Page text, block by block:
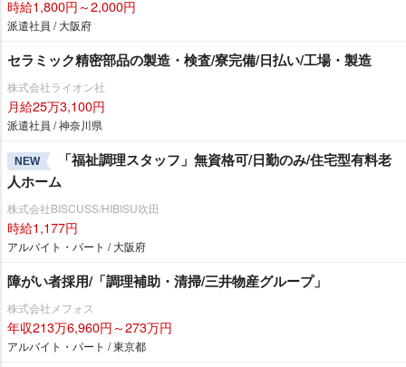
時給1,800円～2,000円
派遣社員 / 大阪府
セラミック精密部品の製造・検査/寮完備/日払い/工場・製造
株式会社ライオン社
月給25万3,100円
派遣社員 / 神奈川県
NEW
「福祉調理スタッフ」無資格可/日勤のみ/住宅型有料老
人ホーム
株式会社BISCUSS/HIBISU吹田
時給1,177円
アルバイト・パート / 大阪府
障がい者採用/「調理補助・清掃/三井物産グループ」
株式会社メフォス
年収213万6,960円～273万円
アルバイト・パート / 東京都